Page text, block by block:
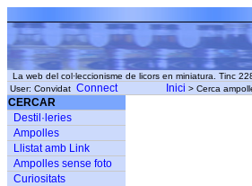
La web del col·leccionisme de licors en miniatura. Tinc
User: Convidat Connect Inici > Cerca
CERCAR
Destil·leries
Ampolles
Llistat amb Link
Ampolles sense foto
Curiositats